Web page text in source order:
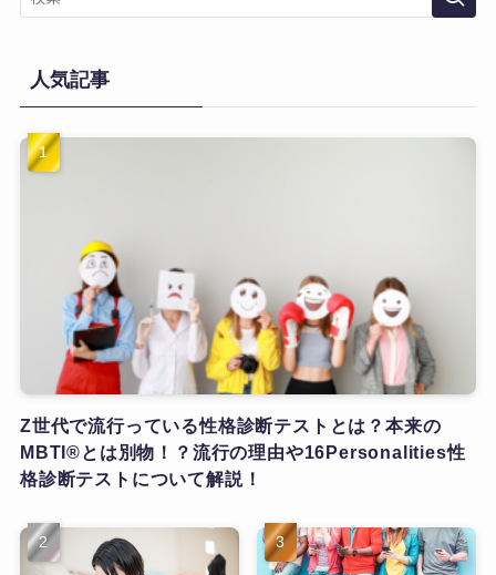
人気記事
Z世代で流行っている性格診断テストとは？本来の
MBTI®とは別物！？流行の理由や16Personalities性
格診断テストについて解説！